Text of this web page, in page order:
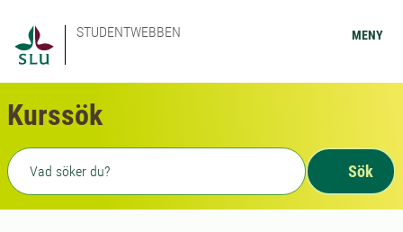
STUDENTWEBBEN MENY
Kurssök
Fritext sökning
Sök